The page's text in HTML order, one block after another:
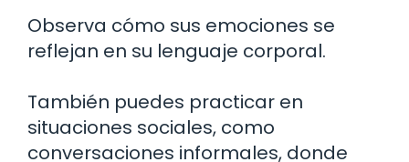
Observa cómo sus emociones se
reflejan en su lenguaje corporal.
También puedes practicar en
situaciones sociales, como
conversaciones informales, donde